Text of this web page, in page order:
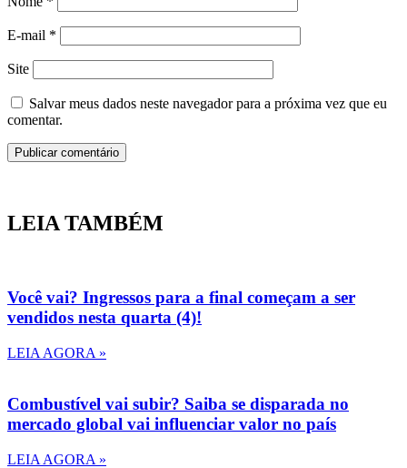
E-mail *
Site
Salvar meus dados neste navegador para a próxima vez que eu
comentar.
LEIA TAMBÉM
Você vai? Ingressos para a final começam a ser
vendidos nesta quarta (4)!
LEIA AGORA »
Combustível vai subir? Saiba se disparada no
mercado global vai influenciar valor no país
LEIA AGORA »